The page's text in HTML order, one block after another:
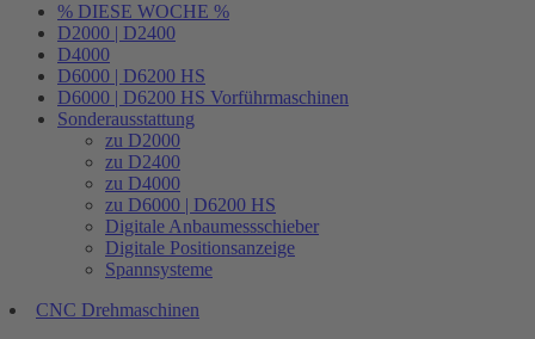
% DIESE WOCHE %
D2000 | D2400
D4000
D6000 | D6200 HS
D6000 | D6200 HS Vorführmaschinen
Sonderausstattung
zu D2000
zu D2400
zu D4000
zu D6000 | D6200 HS
Digitale Anbaumessschieber
Digitale Positionsanzeige
Spannsysteme
CNC Drehmaschinen